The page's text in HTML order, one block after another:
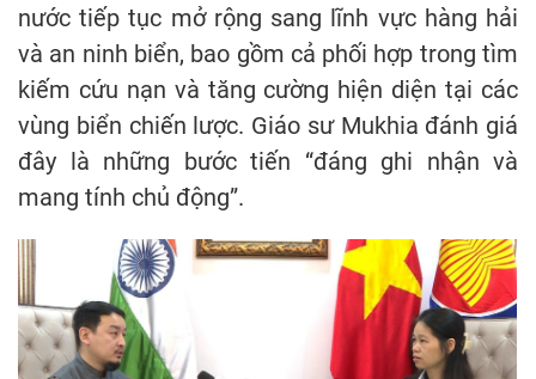
nước tiếp tục mở rộng sang lĩnh vực hàng hải
và an ninh biển, bao gồm cả phối hợp trong tìm
kiếm cứu nạn và tăng cường hiện diện tại các
vùng biển chiến lược. Giáo sư Mukhia đánh giá
đây là những bước tiến “đáng ghi nhận và
mang tính chủ động”.